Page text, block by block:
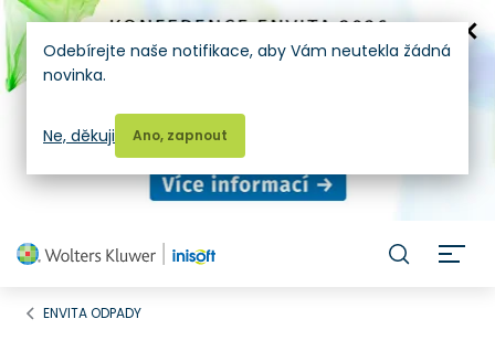
ENVITA ODPADY
Odebírejte naše notifikace, aby Vám neutekla žádná
novinka.
Ano, zapnout
Ne, děkuji